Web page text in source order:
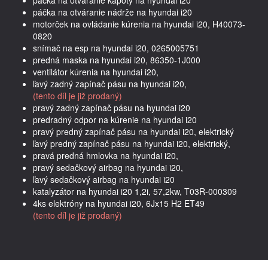
páčka na otváranie nádrže na hyundai i20
motorček na ovládanie kúrenia na hyundai i20, H40073-
0820
snímač na esp na hyundai i20, 0265005751
predná maska na hyundai i20, 86350-1J000
ventilátor kúrenia na hyundai i20,
ľavý zadný zapínač pásu na hyundai i20,
(tento díl je již prodaný)
pravý zadný zapínač pásu na hyundai i20
predradný odpor na kúrenie na hyundai i20
pravý predný zapínač pásu na hyundai i20, elektrický
ľavý predný zapínač pásu na hyundai i20, elektrický,
pravá predná hmlovka na hyundai i20,
pravý sedačkový airbag na hyundai i20,
ľavý sedačkový airbag na hyundai i20
katalyzátor na hyundai i20 1,2i, 57,2kw, T03R-000309
4ks elektróny na hyundai i20, 6Jx15 H2 ET49
(tento díl je již prodaný)